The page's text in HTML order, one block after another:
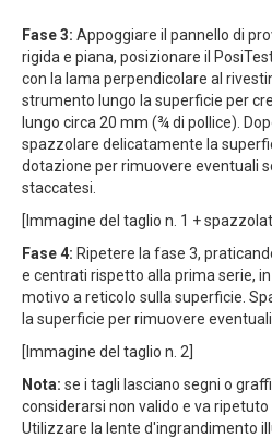
Fase 3: Appoggiare il pannello di
rigida e piana, posizionare il
con la lama perpendicolare al
strumento lungo la superficie per
lungo circa 20 mm (¾ di pollice).
spazzolare delicatamente la
dotazione per rimuovere eventuali
staccatesi.
[Immagine del taglio n. 1 +
Fase 4: Ripetere la fase 3,
e centrati rispetto alla prima serie,
motivo a reticolo sulla superficie.
la superficie per rimuovere eventuali
[Immagine del taglio n. 2]
Nota: se i tagli lasciano segni o
considerarsi non valido e va ripetuto
Utilizzare la lente d'ingrandimento